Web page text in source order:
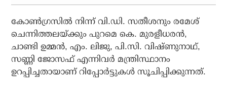
കോൺഗ്രസിൽ നിന്ന് വി.ഡി. സതീശനും രമേശ്
ചെന്നിത്തലയ്ക്കും പുറമെ കെ. മുരളീധരൻ,
ചാണ്ടി ഉമ്മൻ, എം. ലിജു, പി.സി. വിഷ്ണുനാഥ്,
സണ്ണി ജോസഫ് എന്നിവർ മന്ത്രിസ്ഥാനം
ഉറപ്പിച്ചതായാണ് റിപ്പോർട്ടുകൾ സൂചിപ്പിക്കുന്നത്.